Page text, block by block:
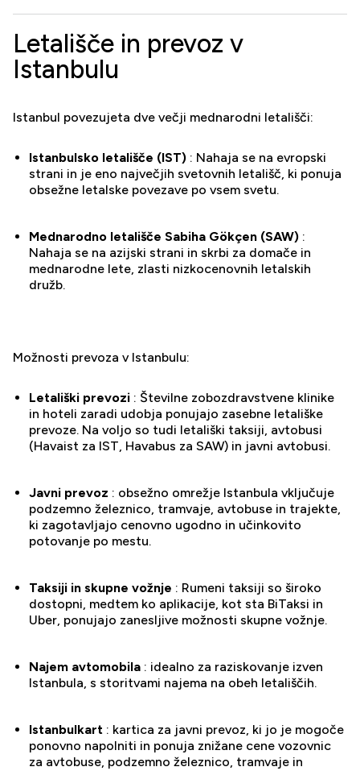
Letališče in prevoz v
Istanbulu
Istanbul povezujeta dve večji mednarodni letališči:
Istanbulsko letališče (IST) : Nahaja se na evropski
strani in je eno največjih svetovnih letališč, ki ponuja
obsežne letalske povezave po vsem svetu.
Mednarodno letališče Sabiha Gökçen (SAW) :
Nahaja se na azijski strani in skrbi za domače in
mednarodne lete, zlasti nizkocenovnih letalskih
družb.
Možnosti prevoza v Istanbulu:
Letališki prevozi : Številne zobozdravstvene klinike
in hoteli zaradi udobja ponujajo zasebne letališke
prevoze. Na voljo so tudi letališki taksiji, avtobusi
(Havaist za IST, Havabus za SAW) in javni avtobusi.
Javni prevoz : obsežno omrežje Istanbula vključuje
podzemno železnico, tramvaje, avtobuse in trajekte,
ki zagotavljajo cenovno ugodno in učinkovito
potovanje po mestu.
Taksiji in skupne vožnje : Rumeni taksiji so široko
dostopni, medtem ko aplikacije, kot sta BiTaksi in
Uber, ponujajo zanesljive možnosti skupne vožnje.
Najem avtomobila : idealno za raziskovanje izven
Istanbula, s storitvami najema na obeh letališčih.
Istanbulkart : kartica za javni prevoz, ki jo je mogoče
ponovno napolniti in ponuja znižane cene vozovnic
za avtobuse, podzemno železnico, tramvaje in